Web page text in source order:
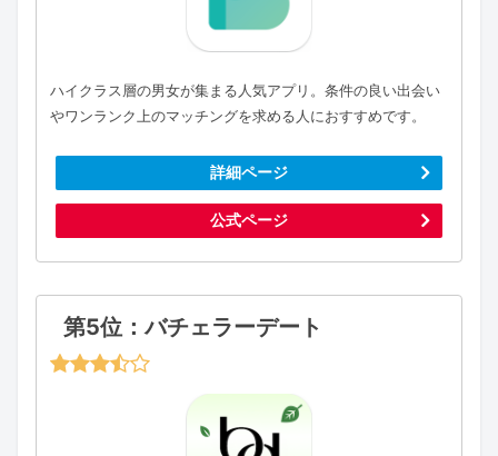
ハイクラス層の男女が集まる人気アプリ。条件の良い出会い
やワンランク上のマッチングを求める人におすすめです。
詳細ページ
公式ページ
第5位：バチェラーデート